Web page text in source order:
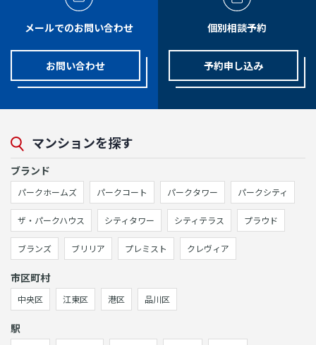
メールでのお問い合わせ
お問い合わせ
個別相談予約
予約申し込み
マンションを探す
ブランド
パークホームズ パークコート パークタワー パークシティ
ザ・パークハウス シティタワー シティテラス プラウド
ブランズ ブリリア プレミスト クレヴィア
市区町村
中央区 江東区 港区 品川区
駅